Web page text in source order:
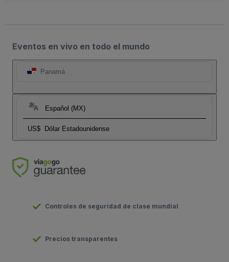
Eventos en vivo en todo el mundo
Panamá
Español (MX)
US$ Dólar Estadounidense
Controles de seguridad de clase mundial
Precios transparentes